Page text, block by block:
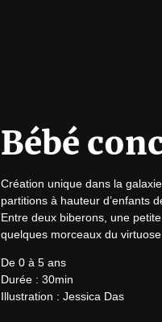
Bébé
Création unique dans la
partitions à hauteur d’enfants
Entre deux biberons, une
quelques morceaux du
De 0 à 5 ans
Durée : 30min
Illustration : Jessica Das